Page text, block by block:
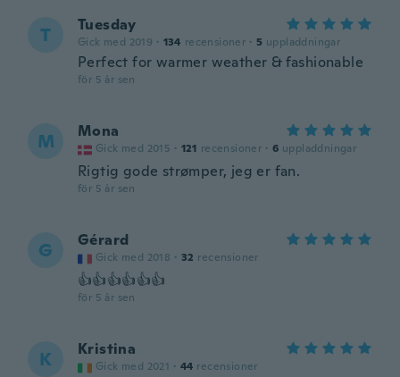
T Tuesday
Gick med 2019 · 134 recensioner · 5 uppladdningar
Perfect for warmer weather & fashionable
för 5 år sen
M Mona
Gick med 2015 · 121 recensioner · 6 uppladdningar
Rigtig gode strømper, jeg er fan.
för 5 år sen
G Gérard
Gick med 2018 · 32 recensioner
👍👍👍👍👍👍
för 5 år sen
K Kristina
Gick med 2021 · 44 recensioner